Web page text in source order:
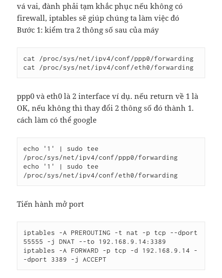
vá vai, đành phải tạm khắc phục nếu không có
firewall, iptables sẽ giúp chúng ta làm việc đó
Bước 1: kiểm tra 2 thông số sau của máy
cat /proc/sys/net/ipv4/conf/ppp0/forwarding
cat /proc/sys/net/ipv4/conf/eth0/forwarding
ppp0 và eth0 là 2 interface ví dụ. nếu return về 1 là
OK, nếu không thì thay đổi 2 thông số đó thành 1.
cách làm có thể google
echo '1' | sudo tee
/proc/sys/net/ipv4/conf/ppp0/forwarding
echo '1' | sudo tee
/proc/sys/net/ipv4/conf/eth0/forwarding
Tiến hành mở port
iptables -A PREROUTING -t nat -p tcp --dport
55555 -j DNAT --to 192.168.9.14:3389
iptables -A FORWARD -p tcp -d 192.168.9.14 -
-dport 3389 -j ACCEPT